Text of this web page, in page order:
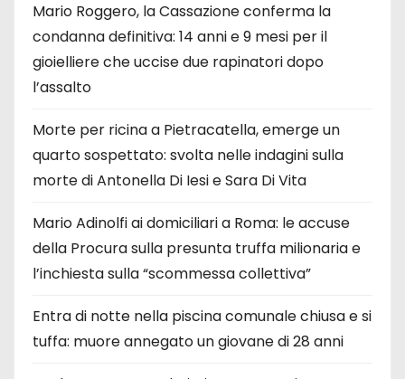
Mario Roggero, la Cassazione conferma la
condanna definitiva: 14 anni e 9 mesi per il
gioielliere che uccise due rapinatori dopo
l’assalto
Morte per ricina a Pietracatella, emerge un
quarto sospettato: svolta nelle indagini sulla
morte di Antonella Di Iesi e Sara Di Vita
Mario Adinolfi ai domiciliari a Roma: le accuse
della Procura sulla presunta truffa milionaria e
l’inchiesta sulla “scommessa collettiva”
Entra di notte nella piscina comunale chiusa e si
tuffa: muore annegato un giovane di 28 anni